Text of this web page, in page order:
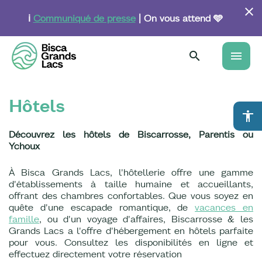
principal
ℹ️ Communiqué de presse| On vous attend 🩵
menu
accessibility
Hôtels
Découvrez les hôtels de Biscarrosse, Parentis ou
Ychoux
À Bisca Grands Lacs, l'hôtellerie offre une gamme
d'établissements à taille humaine et accueillants,
offrant des chambres confortables. Que vous soyez en
quête d'une escapade romantique, devacances en
famille, ou d'un voyage d'affaires, Biscarrosse & les
Grands Lacs a l'offre d'hébergement en hôtels parfaite
pour vous. Consultez les disponibilités en ligne et
effectuez directement votre réservation